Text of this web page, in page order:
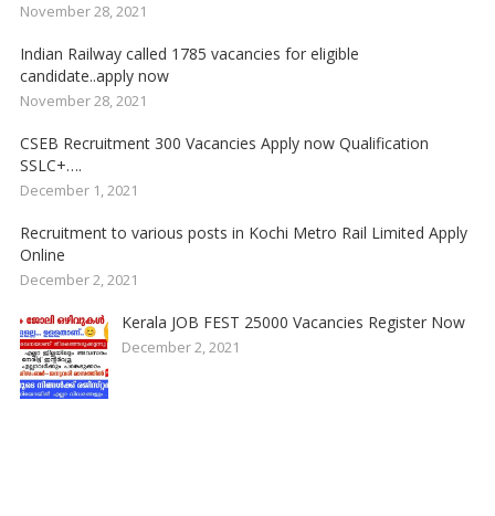
November 28, 2021
Indian Railway called 1785 vacancies for eligible
candidate..apply now
November 28, 2021
CSEB Recruitment 300 Vacancies Apply now Qualification
SSLC+….
December 1, 2021
Recruitment to various posts in Kochi Metro Rail Limited Apply
Online
December 2, 2021
Kerala JOB FEST 25000 Vacancies Register Now
December 2, 2021